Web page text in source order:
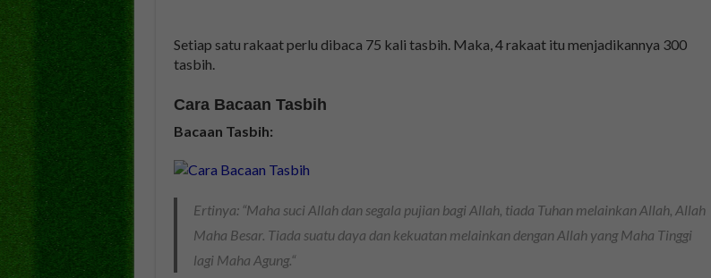
Setiap satu rakaat perlu dibaca 75 kali tasbih. Maka, 4 rakaat itu menjadikannya 300
tasbih.
Cara Bacaan Tasbih
Bacaan Tasbih:
Ertinya: “Maha suci Allah dan segala pujian bagi Allah, tiada Tuhan melainkan Allah, Allah
Maha Besar. Tiada suatu daya dan kekuatan melainkan dengan Allah yang Maha Tinggi
lagi Maha Agung.“